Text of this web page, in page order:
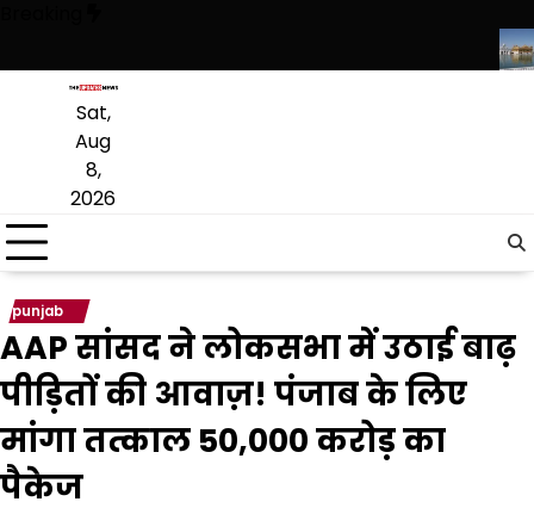
content
Sat,
Aug
8,
2026
punjab
AAP सांसद ने लोकसभा में उठाई बाढ़
पीड़ितों की आवाज़! पंजाब के लिए
मांगा तत्काल ₹50,000 करोड़ का
पैकेज